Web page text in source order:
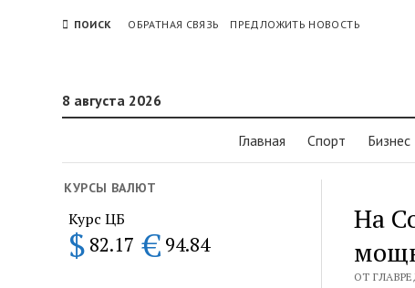
ПОИСК ОБРАТНАЯ СВЯЗЬ ПРЕДЛОЖИТЬ НОВОСТЬ
8 августа 2026
Главная Спорт Бизнес
КУРСЫ ВАЛЮТ
Курс ЦБ
$ 82.17 € 94.84
На
ОТ